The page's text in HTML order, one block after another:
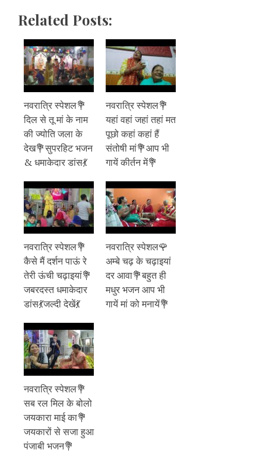
Related Posts:
नवरात्रि स्पेशल💐
दिल से तू मां के नाम
की ज्योति जला के
देख💐सुपरहिट भजन
& धमाकेदार डांस💃
नवरात्रि स्पेशल💐
यहां वहां जहां तहां मत
पूछो कहां कहां हैं
संतोषी मां💐आप भी
गायें कीर्तन में💐
नवरात्रि स्पेशल💐
कैसे मैं दर्शन पाऊं रे
तेरी ऊंची चढ़ाइयां💐
जबरदस्त धमाकेदार
डांस💃जल्दी देखें💃
नवरात्रि स्पेशल🌹
अम्बे चढ़ के चढ़ाइयां
दर आवा💐बहुत ही
मधुर भजन आप भी
गायें मां को मनायें💐
नवरात्रि स्पेशल💐
सब रल मिल के बोलो
जयकारा माई का💐
जयकारों से सजा हुआ
पंजाबी भजन💐